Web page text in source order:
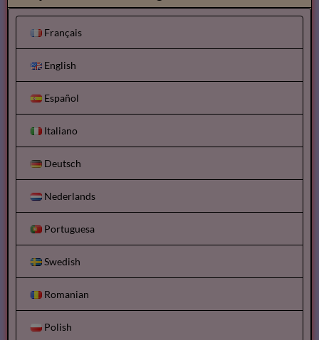
Français
English
Español
Italiano
Deutsch
Nederlands
Portuguesa
Swedish
Romanian
Polish